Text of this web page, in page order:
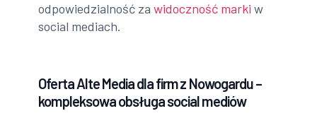
odpowiedzialność zawidoczność marki w
social mediach.
Oferta Alte Media dla firm z Nowogardu –
kompleksowa obsługa social mediów